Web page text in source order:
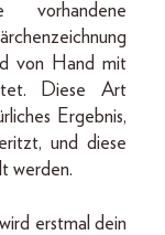
von Hand mit
Diese Art
Ergebnis,
und diese
werden.
erstmal dein